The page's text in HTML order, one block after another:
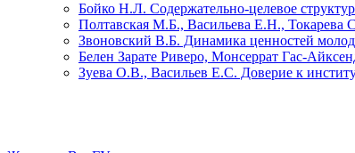
Бойко Н.Л. Содержательно-целевое
Полтавская М.Б., Васильева Е.Н., Токарева
Звоновский В.Б. Динамика ценностей
Белен Зарате Риверо, Монсеррат Гас-
Зуева О.В., Васильев Е.С. Доверие к